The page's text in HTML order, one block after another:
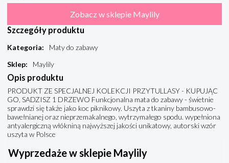
Zobacz w sklepie Maylily
Szczegóły produktu
Kategoria:
Maty do zabawy
Sklep: Maylily
Opis produktu
PRODUKT ZE SPECJALNEJ KOLEKCJI PRZYTULLASY - KUPUJĄC
GO, SADZISZ 1 DRZEWO Funkcjonalna mata do zabawy - świetnie
sprawdzi się także jako koc piknikowy. Uszyta z tkaniny bambusowo-
bawełnianej oraz nieprzemakalnego, wytrzymałego spodu. wypełniona
antyalergiczną włókniną najwyższej jakości unikatowy, autorski wzór
uszyta w Polsce
Wyprzedaże w sklepie Maylily